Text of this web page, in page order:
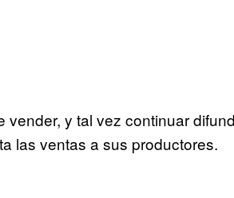
y tal vez continuar
las ventas a sus productores.